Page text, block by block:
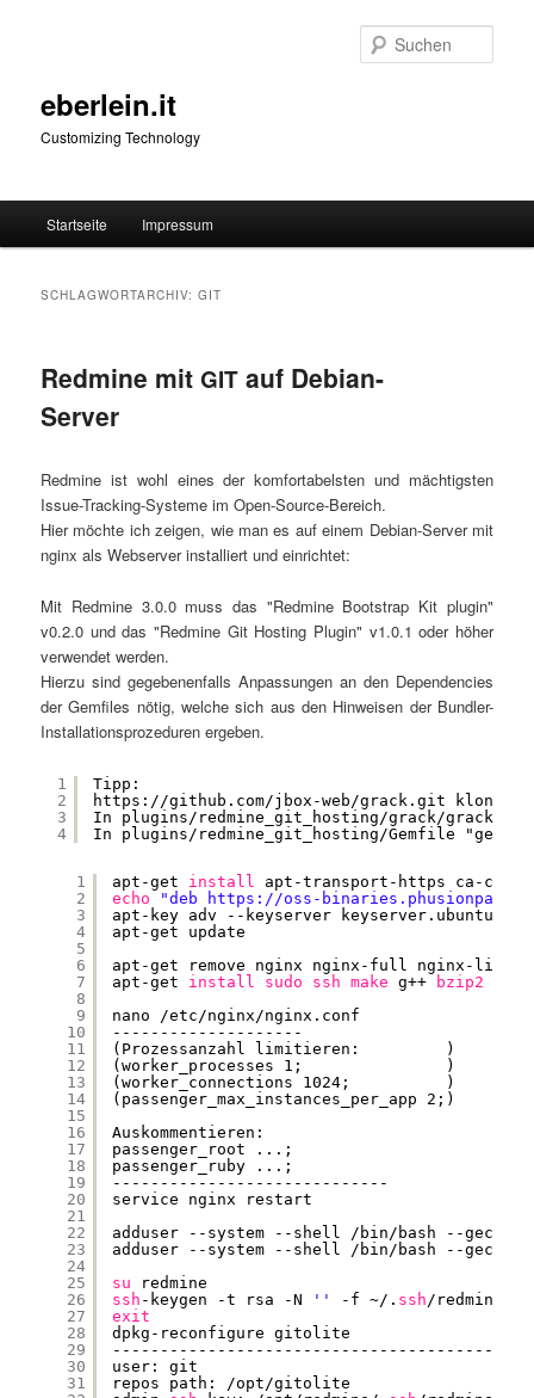
eberlein.it
Customizing Technology
Startseite Impressum
SCHLAGWORTARCHIV:GIT
Redmine mitGIT auf Debian-
Server
Red­mi­ne ist wohl eines der kom­for­ta­bels­ten und mäch­tigs­ten
Issue-Track­ing-Sys­te­me im Open-Source-Bereich.
Hier möch­te ich zei­gen, wie man es auf einem Debi­an-Ser­ver mit
nginx als Web­ser­ver instal­liert und einrichtet:
Mit Red­mi­ne 3.0.0 muss das "Red­mi­ne Boot­strap Kit plug­in"
v0.2.0 und das "Red­mi­ne Git Hos­ting Plug­in" v1.0.1 oder höher
ver­wen­det werden.
Hier­zu sind gege­be­nen­falls Anpas­sun­gen an den Depen­den­ci­es
der Gem­files nötig, wel­che sich aus den Hin­wei­sen der Bund­ler-
Instal­la­ti­ons­pro­ze­du­ren ergeben.
1
2
3
4
Tipp:
https://github.com/jbox-web/grack.git klonen
In plugins/redmine_git_hosting/grack/
In plugins/redmine_git_hosting/Gemfile "gem
1
2
3
4
5
6
7
8
9
10
11
12
13
14
15
16
17
18
19
20
21
22
23
24
25
26
27
28
29
30
31
apt-get install
apt-transport-https ca-
echo
"deb
https://oss-
apt-key adv --keyserver keyserver.ubuntu.com
apt-get update
apt-get remove nginx nginx-full nginx-light
apt-get install sudo ssh make g++ bzip2
nano /etc/nginx/nginx .conf
--------------------
(Prozessanzahl limitieren:         )
(worker_processes 1;               )
(worker_connections 1024;          )
(passenger_max_instances_per_app 2;)
Auskommentieren:
passenger_root ...;
passenger_ruby ...;
-----------------------------
service nginx restart
adduser --system --shell /bin/bash --gecos
adduser --system --shell /bin/bash --gecos
su
redmine
ssh -keygen -t rsa -N '' -f ~/. ssh/
exit
dpkg-reconfigure gitolite
user: git
repos path: /opt/gitolite